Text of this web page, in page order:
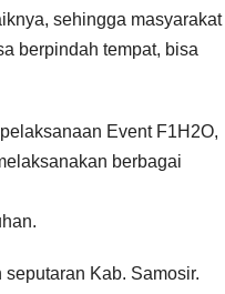
sehingga masyarakat
berpindah tempat, bisa
Event F1H2O,
berbagai
Kab. Samosir.